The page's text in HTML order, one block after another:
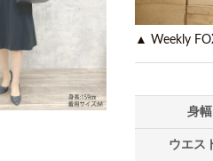
▲ Weekly
身幅
ウエス